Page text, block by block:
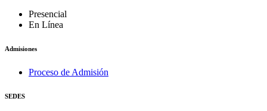
Presencial
En Línea
Admisiones
Proceso de Admisión
SEDES